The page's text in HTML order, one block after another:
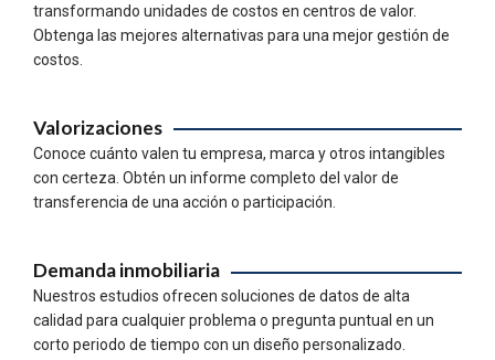
transformando unidades de costos en centros de valor.
Obtenga las mejores alternativas para una mejor gestión de
costos.
Valorizaciones
Conoce cuánto valen tu empresa, marca y otros intangibles
con certeza. Obtén un informe completo del valor de
transferencia de una acción o participación.
Demanda inmobiliaria
Nuestros estudios ofrecen soluciones de datos de alta
calidad para cualquier problema o pregunta puntual en un
corto periodo de tiempo con un diseño personalizado.